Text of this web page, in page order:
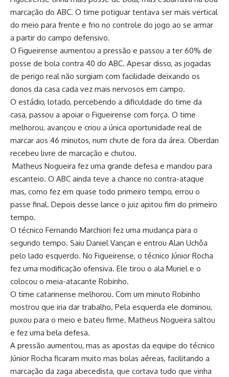
marcação do ABC. O time potiguar tentava ser mais vertical
do meio para frente e frio no controle do jogo ao se armar
a partir do campo defensivo.
O Figueirense aumentou a pressão e passou a ter 60% de
posse de bola contra 40 do ABC. Apesar disso, as jogadas
de perigo real não surgiam com facilidade deixando os
donos da casa cada vez mais nervosos em campo.
O estádio, lotado, percebendo a dificuldade do time da
casa, passou a apoiar o Figueirense com força. O time
melhorou, avançou e criou a única oportunidade real de
marcar aos 46 minutos, num chute de fora da área. Oberdan
recebeu livre de marcação e chutou.
Matheus Nogueira fez uma grande defesa e mandou para
escanteio. O ABC ainda teve a chance no contra-ataque
mas, como fez em quase todo primeiro tempo, errou o
passe final. Depois desse lance o juiz apitou fim do primeiro
tempo.
O técnico Fernando Marchiori fez uma mudança para o
segundo tempo. Saiu Daniel Vançan e entrou Alan Uchôa
pelo lado esquerdo. No Figueirense, o técnico Júnior Rocha
fez uma modificação ofensiva. Ele tirou o ala Muriel e o
colocou o meia-atacante Robinho.
O time catarinense melhorou. Com um minuto Robinho
mostrou que iria dar trabalho. Pela esquerda ele dominou,
puxou para o meio e bateu firme. Matheus Nogueira saltou
e fez uma bela defesa.
A pressão aumentou, mas as apostas da equipe do técnico
Júnior Rocha ficaram muito mas bolas aéreas, facilitando a
marcação da zaga abecedista, que cortava tudo que vinha